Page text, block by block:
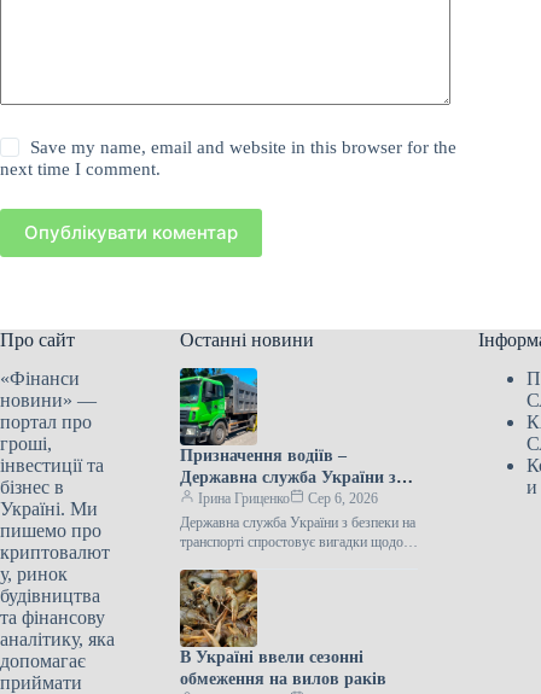
Save my name, email and website in this browser for the
next time I comment.
Опублікувати коментар
Про сайт
«Фінанси
новини» —
портал про
гроші,
інвестиції та
бізнес в
Україні. Ми
пишемо про
криптовалют
у, ринок
будівництва
та фінансову
аналітику, яка
допомагає
приймати
Останні новини
Призначення водіїв –
Державна служба України з
безпеки на транспорті
виступила з важливим
повідомленням
Ірина Гриценко
Сер 6, 2026
Державна служба України з безпеки на
транспорті спростовує вигадки щодо
з безпеки на транспорті заявила, що…
В Україні ввели сезонні
обмеження на вилов раків
и